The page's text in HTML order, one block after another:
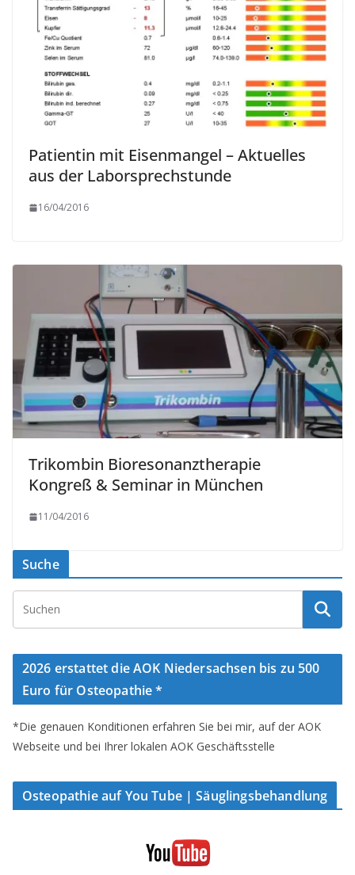
Patientin mit Eisenmangel – Aktuelles
aus der Laborsprechstunde
16/04/2016
Trikombin Bioresonanztherapie
Kongreß & Seminar in München
11/04/2016
Suche
2026 erstattet die AOK Niedersachsen bis zu 500
Euro für Osteopathie *
*Die genauen Konditionen erfahren Sie bei mir, auf der AOK
Webseite und bei Ihrer lokalen AOK Geschäftsstelle
Osteopathie auf You Tube | Säuglingsbehandlung